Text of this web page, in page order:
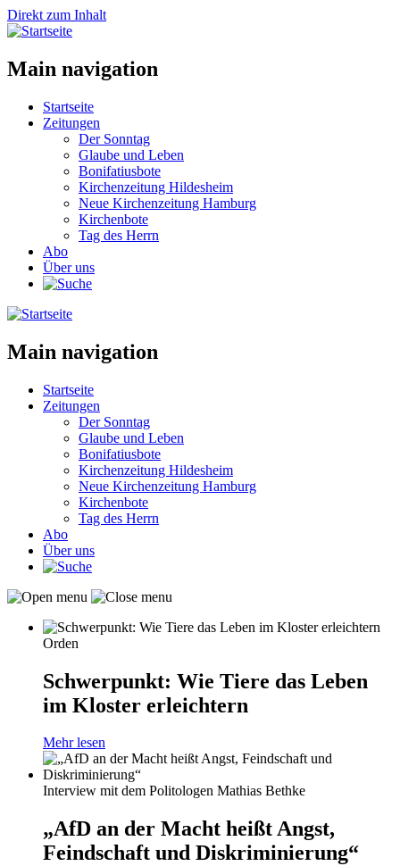
Direkt zum Inhalt
Main navigation
Startseite
Zeitungen
Der Sonntag
Glaube und Leben
Bonifatiusbote
Kirchenzeitung Hildesheim
Neue Kirchenzeitung Hamburg
Kirchenbote
Tag des Herrn
Abo
Über uns
Main navigation
Startseite
Zeitungen
Der Sonntag
Glaube und Leben
Bonifatiusbote
Kirchenzeitung Hildesheim
Neue Kirchenzeitung Hamburg
Kirchenbote
Tag des Herrn
Abo
Über uns
Orden
Schwerpunkt: Wie Tiere das Leben
im Kloster erleichtern
Mehr lesen
Interview mit dem Politologen Mathias Bethke
„AfD an der Macht heißt Angst,
Feindschaft und Diskriminierung“